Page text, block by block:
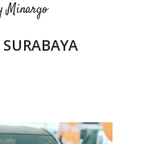
Minargo